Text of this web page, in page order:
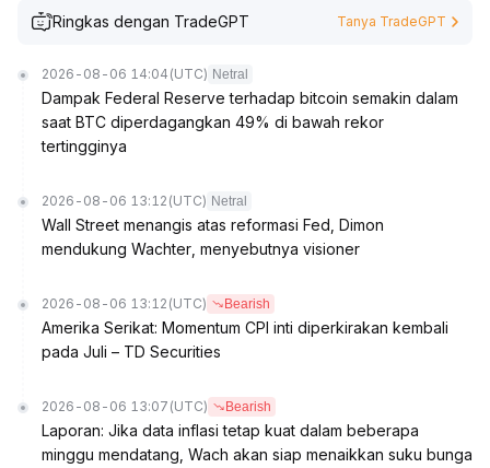
Ringkas dengan TradeGPT Tanya TradeGPT
2026-08-06 14:04 (UTC) Netral
Dampak Federal Reserve terhadap bitcoin semakin dalam
saat BTC diperdagangkan 49% di bawah rekor
tertingginya
2026-08-06 13:12 (UTC) Netral
Wall Street menangis atas reformasi Fed, Dimon
mendukung Wachter, menyebutnya visioner
2026-08-06 13:12 (UTC) Bearish
Amerika Serikat: Momentum CPI inti diperkirakan kembali
pada Juli – TD Securities
2026-08-06 13:07 (UTC) Bearish
Laporan: Jika data inflasi tetap kuat dalam beberapa
minggu mendatang, Wach akan siap menaikkan suku bunga